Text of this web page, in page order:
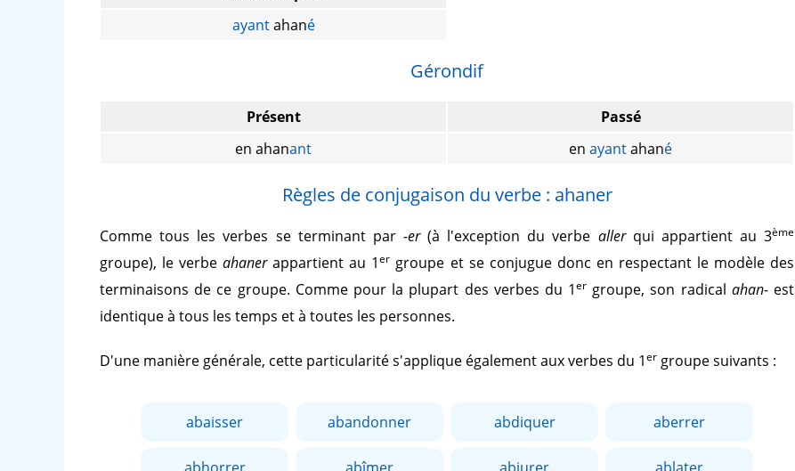
ayantahané
Gérondif
Présent
en ahanant
Passé
en ayantahané
Règles de conjugaison du verbe : ahaner
Comme tous les verbes se terminant par -er(à l'exception du verbe allerqui appartient au 3ème
groupe), le verbeahanerappartient au 1er groupe et se conjugue donc en respectant le modèle des
terminaisons de ce groupe. Comme pour la plupart des verbes du 1er groupe, son radical ahan-est
identique à tous les temps et à toutes les personnes.
D'une manière générale, cette particularité s'applique également aux verbes du 1er groupe suivants :
abaisser abandonner abdiquer aberrer